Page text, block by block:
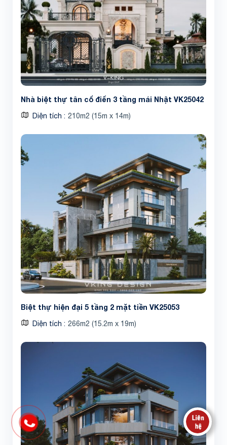
Nhà biệt thự tân cổ điển 3 tầng mái Nhật VK25042
Diện tích 210m2 (15m x 14m)
Biệt thự hiện đại 5 tầng 2 mặt tiền VK25053
Diện tích 266m2 (15.2m x 19m)